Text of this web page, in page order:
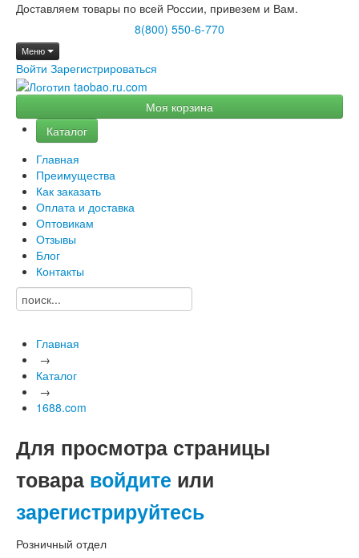
Доставляем товары по всей России, привезем и Вам.
8(800) 550-6-770
Меню
Войти Зарегистрироваться
Моя корзина
Каталог
Главная
Преимущества
Как заказать
Оплата и доставка
Оптовикам
Отзывы
Блог
Контакты
Главная
→
Каталог
→
1688.com
Для просмотра страницы
товара войдите или
зарегистрируйтесь
Розничный отдел